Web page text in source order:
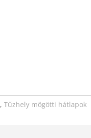
,Tűzhely mögötti hátlapok